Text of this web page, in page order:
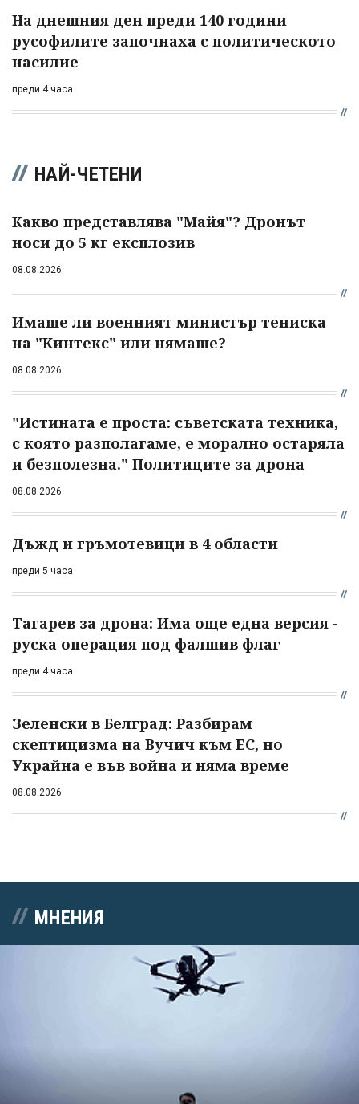
На днешния ден преди 140 години
русофилите започнаха с политическото
насилие
преди 4 часа
НАЙ-ЧЕТЕНИ
Какво представлява "Майя"? Дронът
носи до 5 кг експлозив
08.08.2026
Имаше ли военният министър тениска
на "Кинтекс" или нямаше?
08.08.2026
"Истината е проста: съветската техника,
с която разполагаме, е морално остаряла
и безполезна." Политиците за дрона
08.08.2026
Дъжд и гръмотевици в 4 области
преди 5 часа
Тагарев за дрона: Има още една версия -
руска операция под фалшив флаг
преди 4 часа
Зеленски в Белград: Разбирам
скептицизма на Вучич към ЕС, но
Украйна е във война и няма време
08.08.2026
МНЕНИЯ